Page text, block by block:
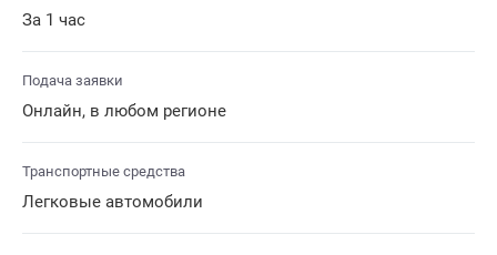
За 1 час
Подача заявки
Онлайн, в любом регионе
Транспортные средства
Легковые автомобили